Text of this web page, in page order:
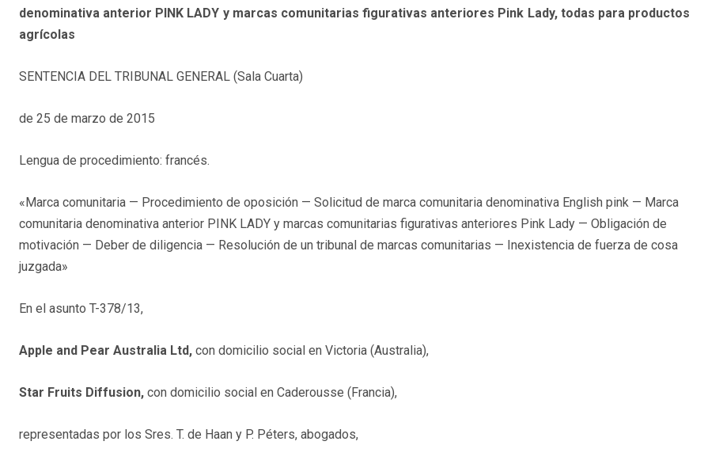
denominativa anterior PINK LADY y marcas comunitarias figurativas anteriores Pink Lady, todas para productos
agrícolas
SENTENCIA DEL TRIBUNAL GENERAL (Sala Cuarta)
de 25 de marzo de 2015
Lengua de procedimiento: francés.
«Marca comunitaria — Procedimiento de oposición — Solicitud de marca comunitaria denominativa English pink — Marca
comunitaria denominativa anterior PINK LADY y marcas comunitarias figurativas anteriores Pink Lady — Obligación de
motivación — Deber de diligencia — Resolución de un tribunal de marcas comunitarias — Inexistencia de fuerza de cosa
juzgada»
En el asunto T-378/13,
Apple and Pear Australia Ltd, con domicilio social en Victoria (Australia),
Star Fruits Diffusion, con domicilio social en Caderousse (Francia),
representadas por los Sres. T. de Haan y P. Péters, abogados,